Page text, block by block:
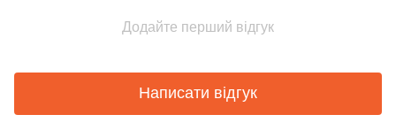
Додайте перший відгук
Написати відгук